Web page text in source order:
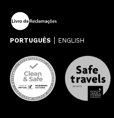
PORTUGUÊS ENGLISH